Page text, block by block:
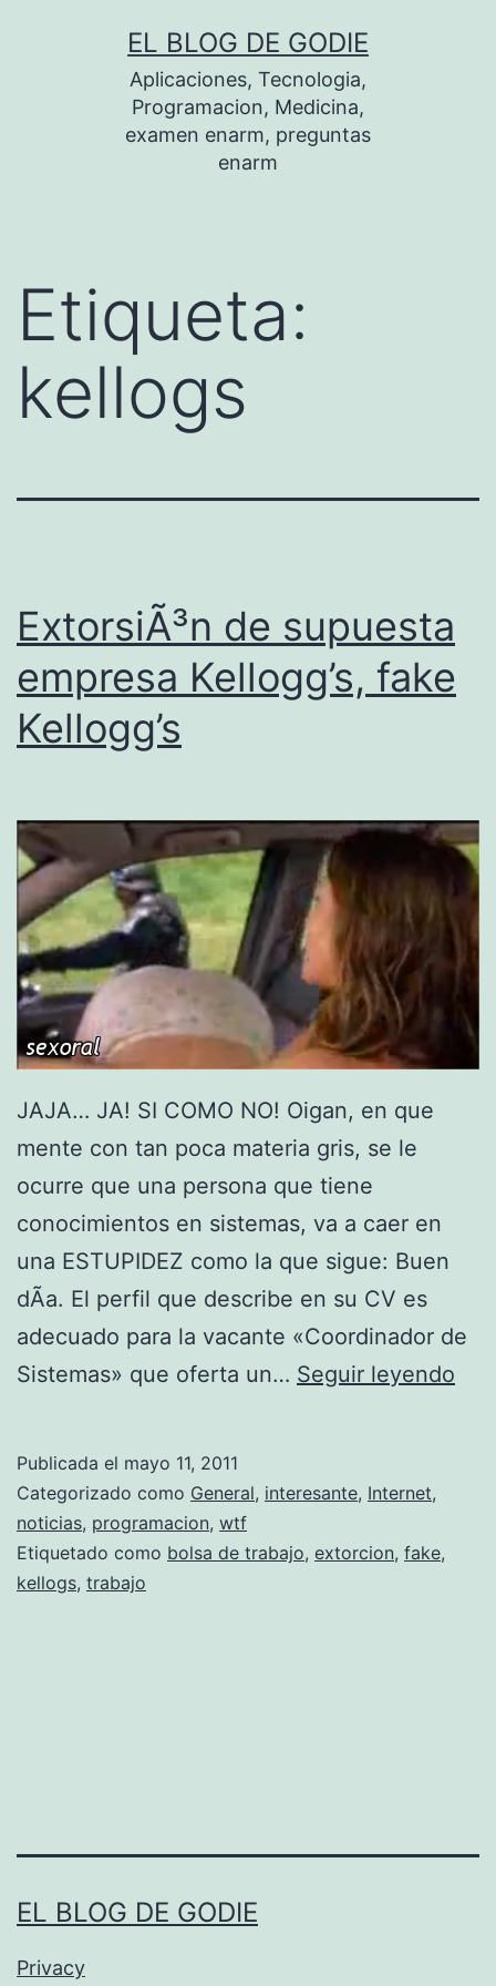
EL BLOG DE GODIE
Aplicaciones, Tecnologia,
Programacion, Medicina,
examen enarm, preguntas
enarm
Etiqueta:
kellogs
ExtorsiÃ³n de supuesta
empresa Kellogg’s, fake
Kellogg’s
JAJA… JA! SI COMO NO! Oigan, en que
mente con tan poca materia gris, se le
ocurre que una persona que tiene
conocimientos en sistemas, va a caer en
una ESTUPIDEZ como la que sigue: Buen
dÃ­a. El perfil que describe en su CV es
adecuado para la vacante «Coordinador de
Sistemas» que oferta un… Seguir leyendo
u
Publicada el mayo 11, 2011
Categorizado como General, interesante, Internet,
noticias, programacion, wtf
Etiquetado como bolsa de trabajo, extorcion, fake,
kellogs, trabajo
EL BLOG DE GODIE
Privacy